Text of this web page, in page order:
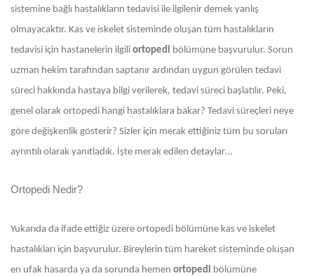
sistemine bağlı hastalıkların tedavisi ile ilgilenir demek yanlış
olmayacaktır. Kas ve iskelet sisteminde oluşan tüm hastalıkların
tedavisi için hastanelerin ilgili ortopedi bölümüne başvurulur. Sorun
uzman hekim tarafından saptanır ardından uygun görülen tedavi
süreci hakkında hastaya bilgi verilerek, tedavi süreci başlatılır. Peki,
genel olarak ortopedi hangi hastalıklara bakar? Tedavi süreçleri neye
göre değişkenlik gösterir? Sizler için merak ettiğiniz tüm bu soruları
ayrıntılı olarak yanıtladık. İşte merak edilen detaylar…
Ortopedi Nedir?
Yukarıda da ifade ettiğiz üzere ortopedi bölümüne kas ve iskelet
hastalıkları için başvurulur. Bireylerin tüm hareket sisteminde oluşan
en ufak hasarda ya da sorunda hemen ortopedi bölümüne